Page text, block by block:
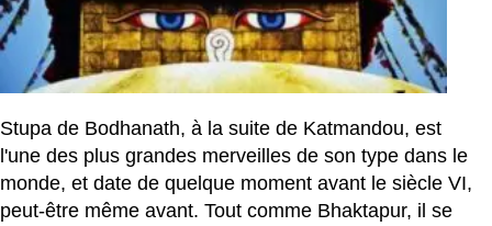
Stupa de Bodhanath, à la suite de Katmandou, est
l'une des plus grandes merveilles de son type dans le
monde, et date de quelque moment avant le siècle VI,
peut-être même avant. Tout comme Bhaktapur, il se